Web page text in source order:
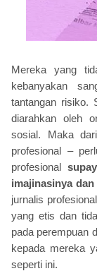
Mereka yang
kebanyakan
tantangan risiko.
diarahkan oleh
sosial. Maka
profesional –
profesional
imajinasinya
jurnalis
yang etis dan
pada perempuan
kepada mereka
seperti ini.